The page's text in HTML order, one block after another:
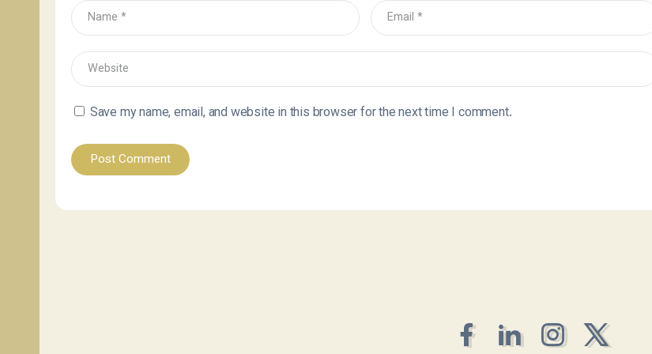
Save my name, email, and website in this browser for the next time I comment.